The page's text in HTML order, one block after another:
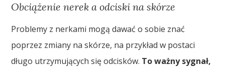
Obciążenie nerek a odciski na skórze
Problemy z nerkami mogą dawać o sobie znać
poprzez zmiany na skórze, na przykład w postaci
długo utrzymujących się odcisków. To ważny sygnał,